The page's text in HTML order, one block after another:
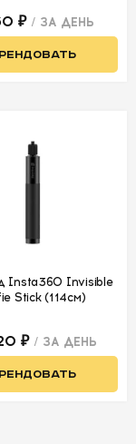
₽ / ЗА ДЕНЬ
Insta360 Invisible
Stick (114см)
₽ / ЗА ДЕНЬ